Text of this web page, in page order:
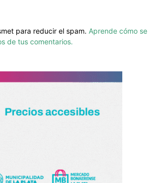
para reducir el spam. Aprende cómo se
de tus comentarios.